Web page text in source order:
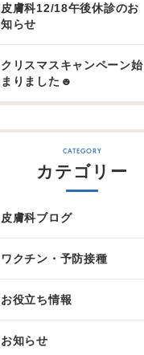
皮膚科12/18午後休診のお
知らせ
クリスマスキャンペーン始
まりました☻
カテゴリー
皮膚科ブログ
ワクチン・予防接種
お役立ち情報
お知らせ